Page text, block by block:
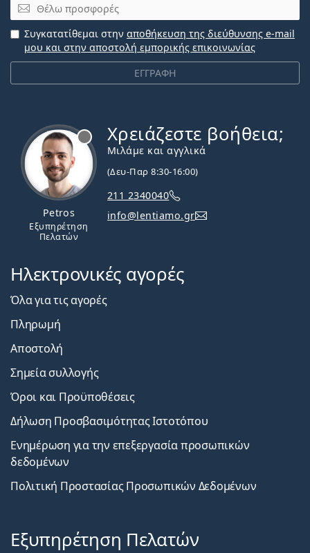
Email
ΕΓΓΡΑΦΗ
Συγκατατίθεμαι στην αποθήκευση της διεύθυνσης e-mail
μου και στην αποστολή εμπορικής επικοινωνίας
Petros
Εξυπηρέτηση
Πελατών
Χρειάζεστε βοήθεια;
Μιλάμε και αγγλικά
(Δευ-Παρ 8:30-16:00)
211 2340040
info@lentiamo.gr
Ηλεκτρονικές αγορές
Όλα για τις αγορές
Πληρωμή
Αποστολή
Σημεία συλλογής
Όροι και Προϋποθέσεις
Δήλωση Προσβασιμότητας Ιστοτόπου
Ενημέρωση για την επεξεργασία προσωπικών
δεδομένων
Πολιτική Προστασίας Προσωπικών Δεδομένων
Εξυπηρέτηση Πελατών